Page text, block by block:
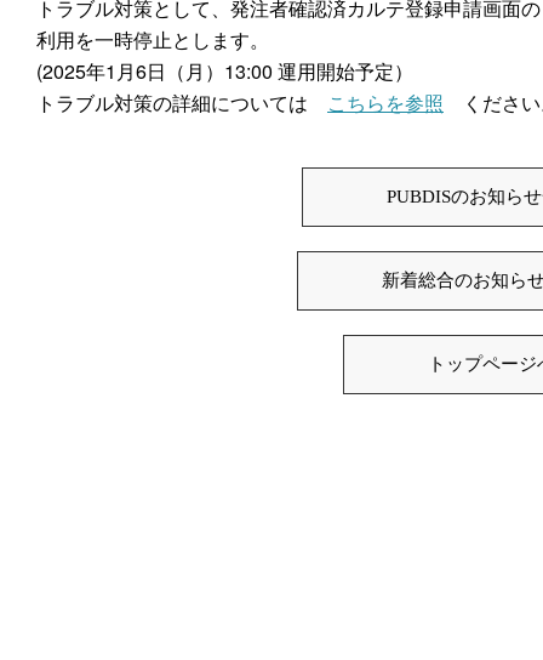
トラブル対策として、発注者確認済カルテ登録申請画面
利用を一時停止とします。
(2025年1月6日（月）13:00 運用開始予定）
トラブル対策の詳細については こちらを参照 くださ
PUBDISのお知ら
新着総合のお知ら
トップページ